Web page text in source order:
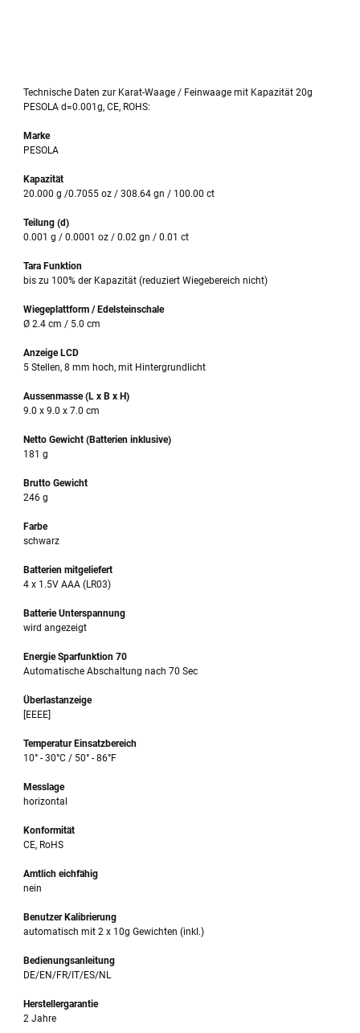
Technische Daten zur Karat-Waage / Feinwaage mit Kapazität 20g
PESOLA d=0.001g, CE, ROHS:
Marke
PESOLA
Kapazität
20.000 g /0.7055 oz / 308.64 gn / 100.00 ct
Teilung (d)
0.001 g / 0.0001 oz / 0.02 gn / 0.01 ct
Tara Funktion
bis zu 100% der Kapazität (reduziert Wiegebereich nicht)
Wiegeplattform / Edelsteinschale
Ø 2.4 cm / 5.0 cm
Anzeige LCD
5 Stellen, 8 mm hoch, mit Hintergrundlicht
Aussenmasse (L x B x H)
9.0 x 9.0 x 7.0 cm
Netto Gewicht (Batterien inklusive)
181 g
Brutto Gewicht
246 g
Farbe
schwarz
Batterien mitgeliefert
4 x 1.5V AAA (LR03)
Batterie Unterspannung
wird angezeigt
Energie Sparfunktion 70
Automatische Abschaltung nach 70 Sec
Überlastanzeige
[EEEE]
Temperatur Einsatzbereich
10° - 30°C / 50° - 86°F
Messlage
horizontal
Konformität
CE, RoHS
Amtlich eichfähig
nein
Benutzer Kalibrierung
automatisch mit 2 x 10g Gewichten (inkl.)
Bedienungsanleitung
DE/EN/FR/IT/ES/NL
Herstellergarantie
2 Jahre